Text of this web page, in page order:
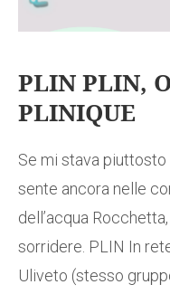
PLIN PLIN,
PLINIQUE
Se mi stava
sente ancora nelle
dell’acqua
sorridere. PLIN In
Uliveto (stesso